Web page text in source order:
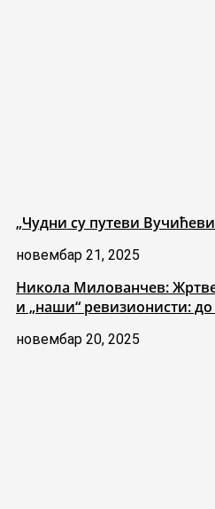
„Чудни су путеви
новембар 21, 2025
Никола Милованчев: Жртве
и „наши“ ревизионисти: до
новембар 20, 2025